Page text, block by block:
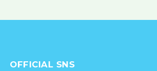
OFFICIAL SNS